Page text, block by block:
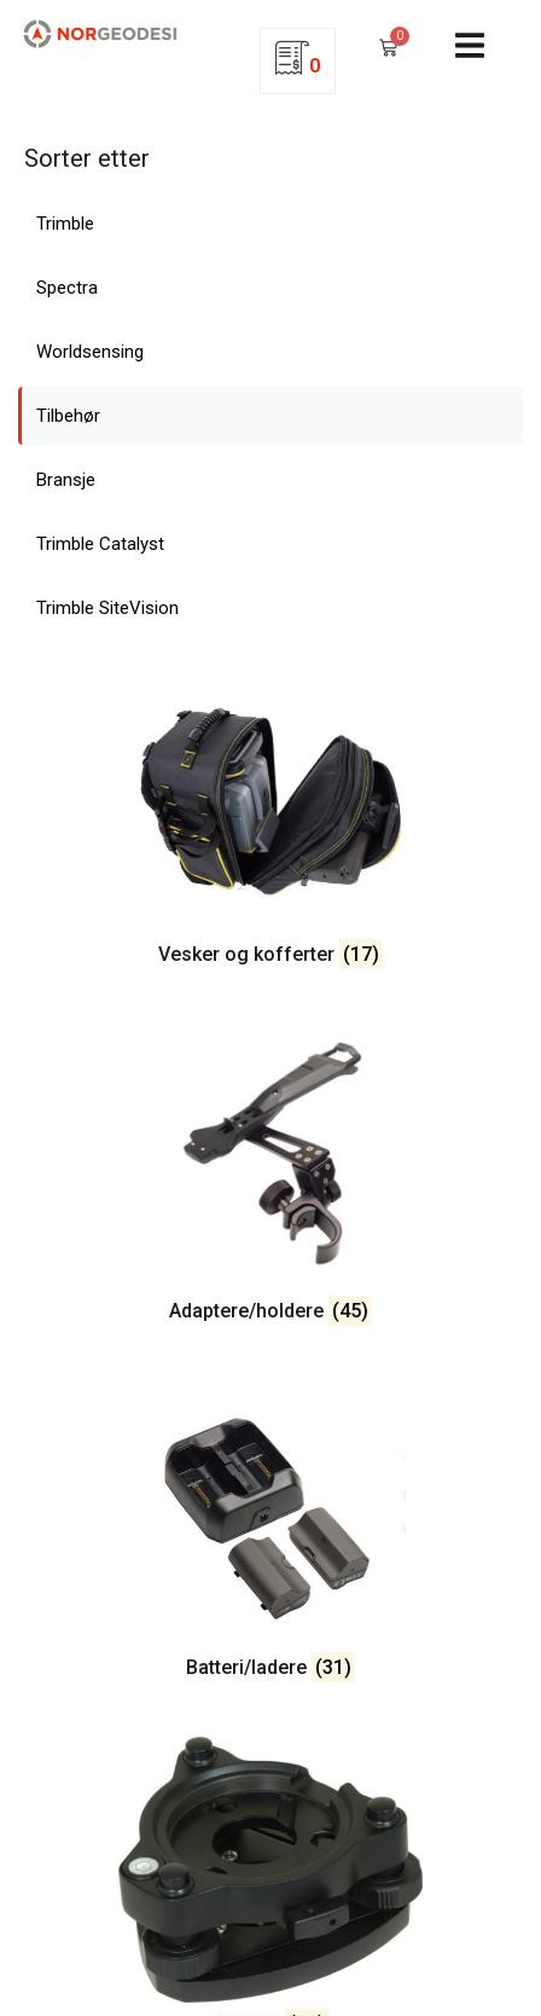
0
0
Sorter etter
Trimble
Spectra
Worldsensing
Tilbehør
Bransje
Trimble Catalyst
Trimble SiteVision
Vesker og kofferter (17)
Adaptere/holdere (45)
Batteri/ladere (31)